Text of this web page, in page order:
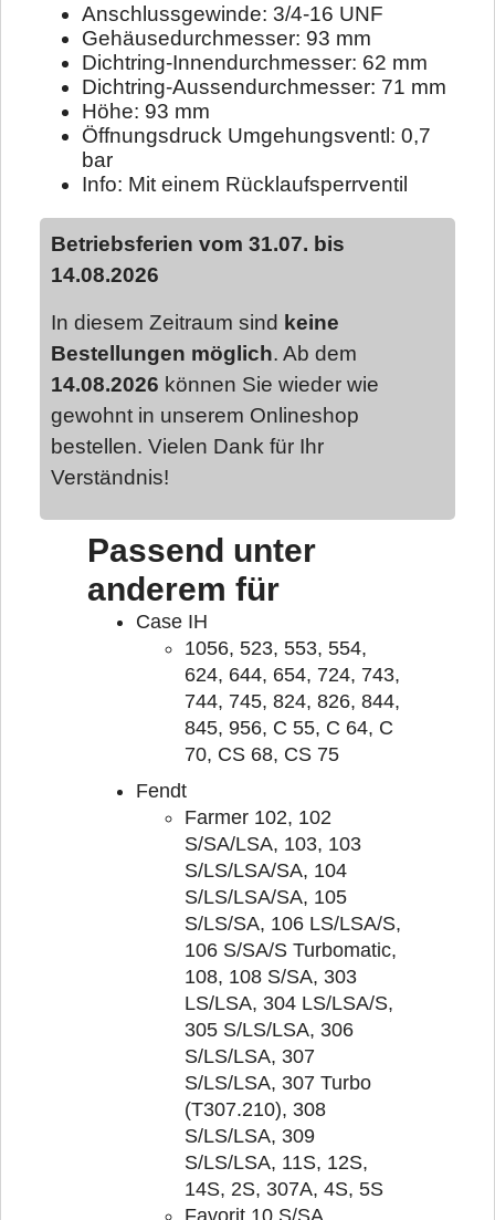
Anschlussgewinde: 3/4-16 UNF
Gehäusedurchmesser: 93 mm
Dichtring-Innendurchmesser: 62 mm
Dichtring-Aussendurchmesser: 71 mm
Höhe: 93 mm
Öffnungsdruck Umgehungsventl: 0,7
bar
Info: Mit einem Rücklaufsperrventil
Betriebsferien vom 31.07. bis
14.08.2026
In diesem Zeitraum sind keine
Bestellungen möglich. Ab dem
14.08.2026 können Sie wieder wie
gewohnt in unserem Onlineshop
bestellen. Vielen Dank für Ihr
Verständnis!
Passend unter
anderem für
Case IH
1056, 523, 553, 554,
624, 644, 654, 724, 743,
744, 745, 824, 826, 844,
845, 956, C 55, C 64, C
70, CS 68, CS 75
Fendt
Farmer 102, 102
S/SA/LSA, 103, 103
S/LS/LSA/SA, 104
S/LS/LSA/SA, 105
S/LS/SA, 106 LS/LSA/S,
106 S/SA/S Turbomatic,
108, 108 S/SA, 303
LS/LSA, 304 LS/LSA/S,
305 S/LS/LSA, 306
S/LS/LSA, 307
S/LS/LSA, 307 Turbo
(T307.210), 308
S/LS/LSA, 309
S/LS/LSA, 11S, 12S,
14S, 2S, 307A, 4S, 5S
Favorit 10 S/SA